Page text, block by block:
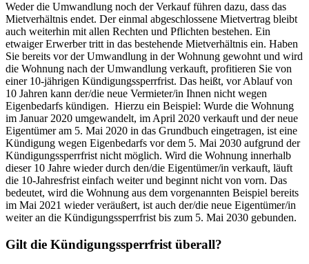
Weder die Umwandlung noch der Verkauf führen dazu, dass das
Mietverhältnis endet. Der einmal abgeschlossene Mietvertrag bleibt
auch weiterhin mit allen Rechten und Pflichten bestehen. Ein
etwaiger Erwerber tritt in das bestehende Mietverhältnis ein. Haben
Sie bereits vor der Umwandlung in der Wohnung gewohnt und wird
die Wohnung nach der Umwandlung verkauft, profitieren Sie von
einer 10-jährigen Kündigungssperrfrist. Das heißt, vor Ablauf von
10 Jahren kann der/die neue Vermieter/in Ihnen nicht wegen
Eigenbedarfs kündigen. Hierzu ein Beispiel: Wurde die Wohnung
im Januar 2020 umgewandelt, im April 2020 verkauft und der neue
Eigentümer am 5. Mai 2020 in das Grundbuch eingetragen, ist eine
Kündigung wegen Eigenbedarfs vor dem 5. Mai 2030 aufgrund der
Kündigungssperrfrist nicht möglich. Wird die Wohnung innerhalb
dieser 10 Jahre wieder durch den/die Eigentümer/in verkauft, läuft
die 10-Jahresfrist einfach weiter und beginnt nicht von vorn. Das
bedeutet, wird die Wohnung aus dem vorgenannten Beispiel bereits
im Mai 2021 wieder veräußert, ist auch der/die neue Eigentümer/in
weiter an die Kündigungssperrfrist bis zum 5. Mai 2030 gebunden.
Gilt die Kündigungssperrfrist überall?